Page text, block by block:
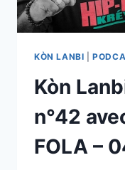
KÒN LANBI |
Kòn
n°42
FOLA –